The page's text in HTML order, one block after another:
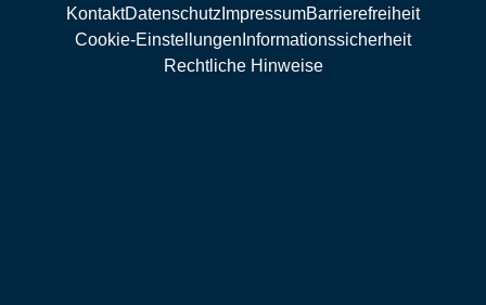
KontaktDatenschutz ImpressumBarrierefreiheit
Cookie-Einstellungen Informationssicherheit
Rechtliche Hinweise